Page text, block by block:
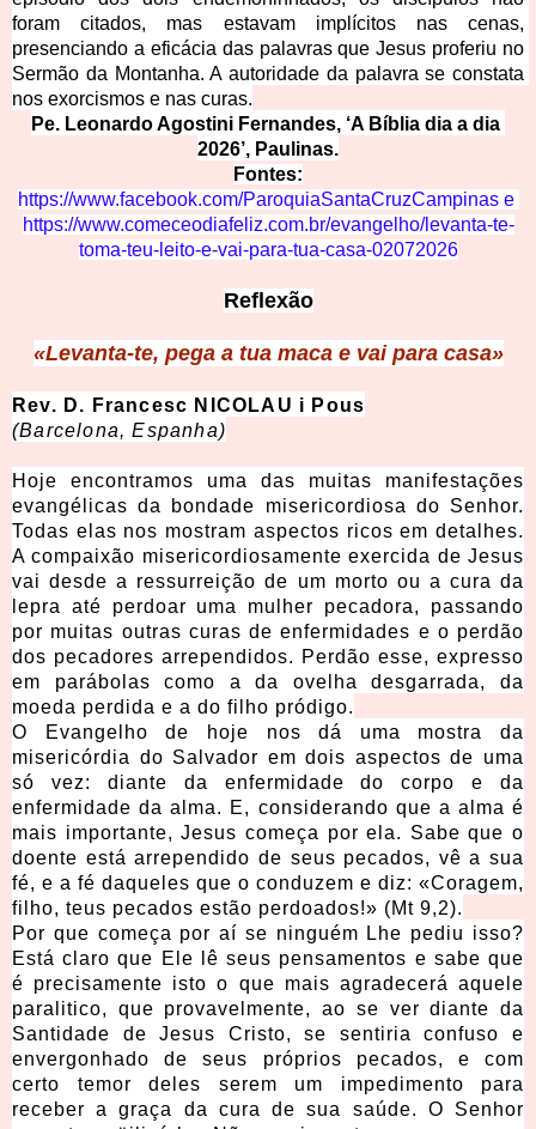
foram citados, mas estavam implícitos nas cenas,
presenciando a eficácia das palavras que Jesus proferiu no
Sermão da Montanha. A autoridade da palavra se constata
nos exorcismos e nas curas.
Pe. Leonardo Agostini Fernandes, ‘A Bíblia dia a dia
2026’, Paulinas.
Fontes:
https://www.facebook.com/ParoquiaSantaCruzCampinas
e
https://www.comeceodiafeliz.com.br/evangelho/levanta-te-
toma-teu-leito-e-vai-para-tua-casa-02072026
Reflexão
«Levanta-te, pega a tua maca e vai para casa»
Rev. D. Francesc NICOLAU i Pous
(Barcelona, Espanha)
Hoje encontramos uma das muitas manifestações
evangélicas da bondade misericordiosa do Senhor.
Todas elas nos mostram aspectos ricos em detalhes.
A compaixão misericordiosamente exercida de Jesus
vai desde a ressurreição de um morto ou a cura da
lepra até perdoar uma mulher pecadora, passando
por muitas outras curas de enfermidades e o perdão
dos pecadores arrependidos. Perdão esse, expresso
em parábolas como a da ovelha desgarrada, da
moeda perdida e a do filho pródigo.
O Evangelho de hoje nos dá uma mostra da
misericórdia do Salvador em dois aspectos de uma
só vez: diante da enfermidade do corpo e da
enfermidade da alma. E, considerando que a alma é
mais importante, Jesus começa por ela. Sabe que o
doente está arrependido de seus pecados, vê a sua
fé, e a fé daqueles que o conduzem e diz: «Coragem,
filho, teus pecados estão perdoados!» (Mt 9,2).
Por que começa por aí se ninguém Lhe pediu isso?
Está claro que Ele lê seus pensamentos e sabe que
é precisamente isto o que mais agradecerá aquele
paralitico, que provavelmente, ao se ver diante da
Santidade de Jesus Cristo, se sentiria confuso e
envergonhado de seus próprios pecados, e com
certo temor deles serem um impedimento para
receber a graça da cura de sua saúde. O Senhor